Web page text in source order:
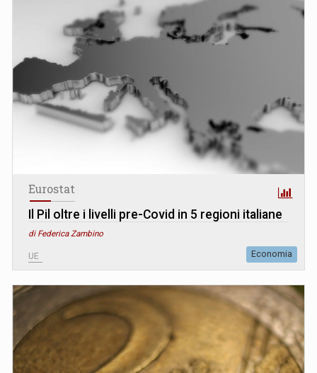
Eurostat
Il Pil oltre i livelli pre-Covid in 5 regioni italiane
di Federica Zambino
UE Economia